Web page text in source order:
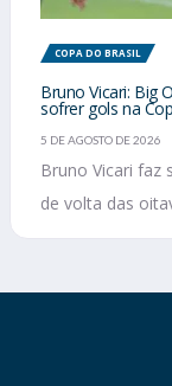
COPA DO BRASIL
Bruno Vicari: Big
sofrer gols na
5 DE AGOSTO DE 2026
Bruno Vicari faz
de volta das